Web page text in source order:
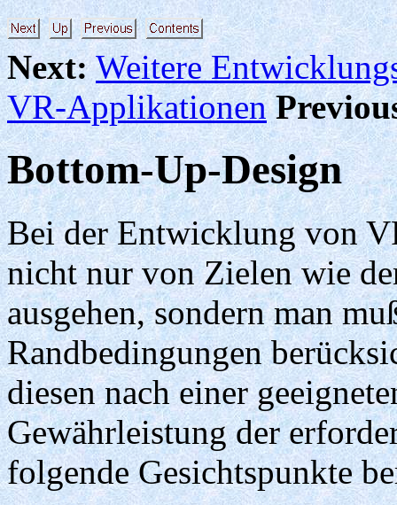
Next: Weitere
VR-Applikationen
Bottom-Up-Design
Bei der Entwicklung von
nicht nur von Zielen wie
ausgehen, sondern man
Randbedingungen
diesen nach einer
Gewährleistung der
folgende Gesichtspunkte